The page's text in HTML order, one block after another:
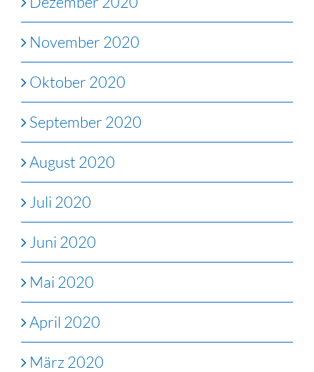
November 2020
Oktober 2020
September 2020
August 2020
Juli 2020
Juni 2020
Mai 2020
April 2020
März 2020